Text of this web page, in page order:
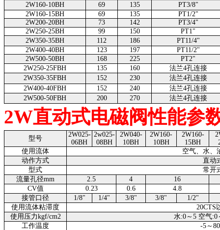
2W160-10BH
69 135
PT3/8"
2W160-15BH
69 135
PT1/2"
2W200-20BH
73 142
PT3/4"
2W250-25BH
99 150
PT1"
2W350-35BH
112 186
PT11/4"
2W400-40BH
123 197
PT11/2"
2W500-50BH
168 225
PT2"
2W250-25FBH
135 160
法兰4孔连接
2W350-35FBH
152 230
法兰4孔连接
2W400-40FBH
152 240
法兰4孔连接
2W500-50FBH
200 270 法兰4孔连接
2W直动式电磁阀性能参
型号
2W025-
06BH
2w025-
08BH
2W040-
10BH
2W160-
10BH
2W160-
15BH
使用流体
空气、水、
动作方式
直动
型式
常开
流量孔径mm
2.5 4
16
CV值
0.23 0.6
4.8
接管口径
1/8" 1/4" 3/8" 3/8"
1/2"
使用流体粘滞度
20CTS
使用压力kgf/cm2
水:0～5 空气:0
工作温度
-5～